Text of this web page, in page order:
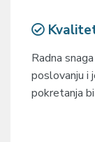
Radna
poslovanju i
pokretanja